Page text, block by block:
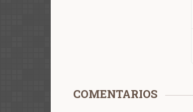
COMENTARIOS